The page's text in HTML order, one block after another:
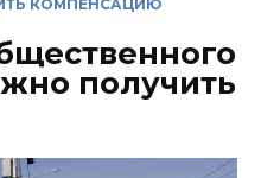
КОМПЕНСАЦИЮ
получить